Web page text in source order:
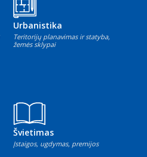
Urbanistika
Teritorijų planavimas ir statyba,
žemės sklypai
Švietimas
Įstaigos, ugdymas, premijos